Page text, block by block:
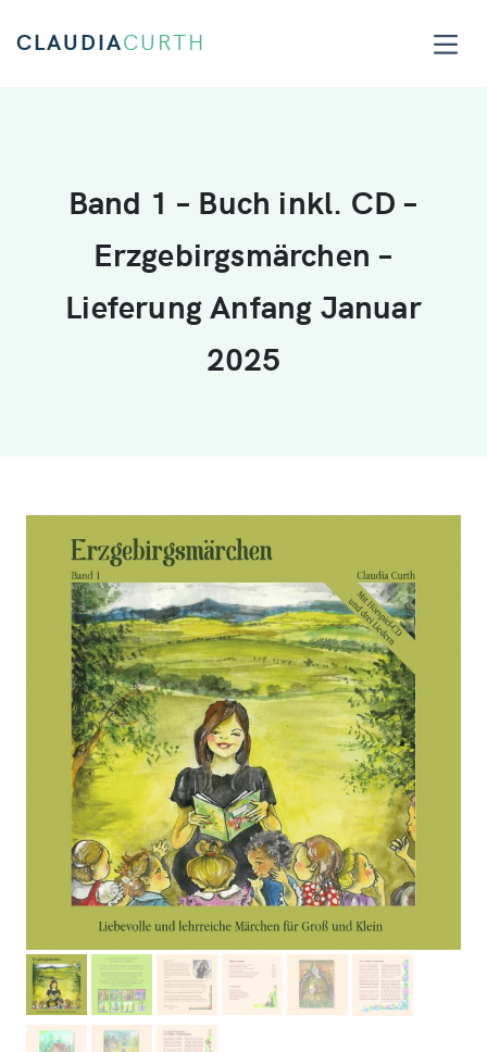
CLAUDIACURTH
Band 1 – Buch inkl. CD –
Erzgebirgsmärchen –
Lieferung Anfang Januar
2025